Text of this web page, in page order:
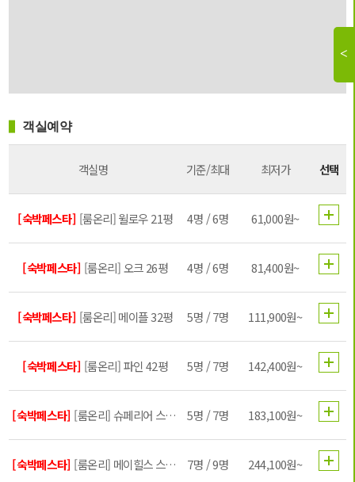
객실예약
객실명 기준/최대 최저가 선택
[숙박페스타] [룸온리] 윌로우 21평 4명 / 6명 61,000원~
[숙박페스타] [룸온리] 오크 26평 4명 / 6명 81,400원~
[숙박페스타] [룸온리] 메이플 32평 5명 / 7명 111,900원~
[숙박페스타] [룸온리] 파인 42평 5명 / 7명 142,400원~
[숙박페스타] [룸온리] 슈페리어 스위트 52평 5명 / 7명 183,100원~
[숙박페스타] [룸온리] 메이힐스 스위트 64평 7명 / 9명 244,100원~